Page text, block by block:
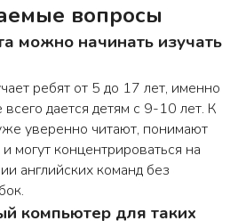
вопросы
можно начинать изучать
ребят от 5 до 17 лет, именно
дается детям с 9-10 лет. К
уверенно читают, понимают
могут концентрироваться на
английских команд без
компьютер для таких